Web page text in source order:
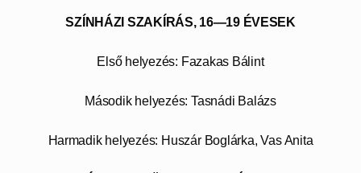
SZÍNHÁZI SZAKÍRÁS, 16—19 ÉVESEK
Első helyezés: Fazakas Bálint
Második helyezés: Tasnádi Balázs
Harmadik helyezés: Huszár Boglárka, Vas Anita